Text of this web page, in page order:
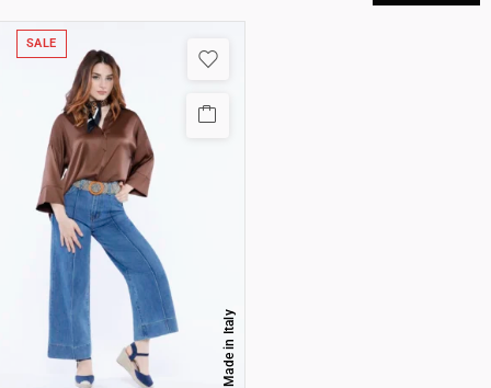
SALE
Made in Italy